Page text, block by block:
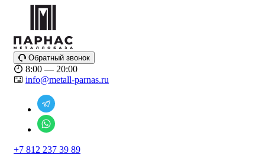
Обратный звонок
8:00 — 20:00
info@metall-parnas.ru
+7 812 237 39 89